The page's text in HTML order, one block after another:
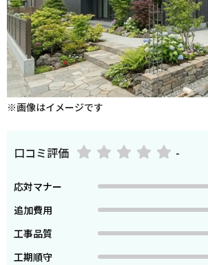
※画像はイメージです
口コミ評価 -
応対マナー
追加費用
工事品質
工期順守